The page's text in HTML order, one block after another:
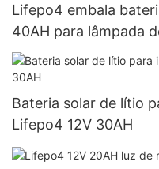
Lifepo4 embala
40AH para lâmpada
60W
Bateria solar de lítio
Lifepo4 12V 30AH